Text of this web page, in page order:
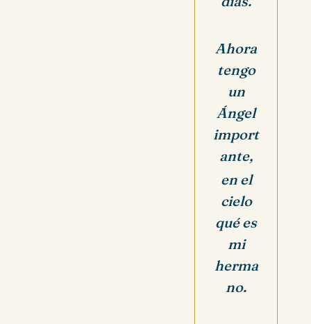
Ahora
tengo
un
Ángel
import
ante,
en el
cielo
qué es
mi
herma
no.